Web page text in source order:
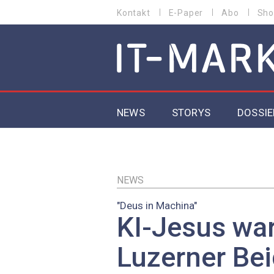
zum
MENU
Kontakt E-Paper Abo
MAIN NAVIGATION
NEWS STORYS
EU-
NEWS
"Deus in Machina"
KI-Jesus
Luzerner